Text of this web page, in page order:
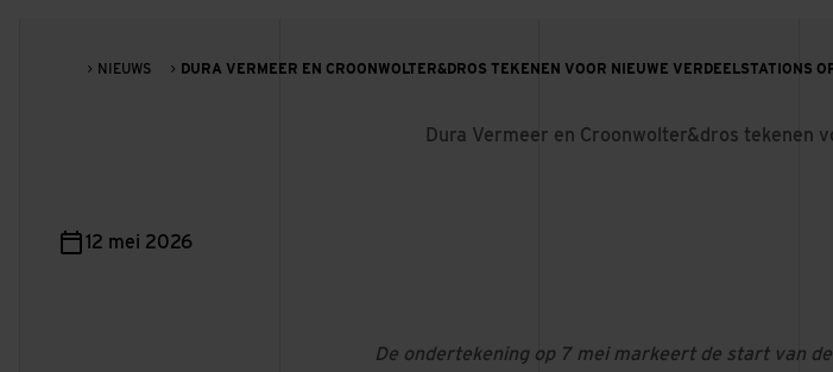
NIEUWS DURA VERMEER EN CROONWOLTER&DROS TEKENEN VOOR NIEUWE VERDEELSTATIONS
Dura Vermeer en Croonwolter&dros tekenen
12 mei 2026
De ondertekening op 7 mei markeert de start van